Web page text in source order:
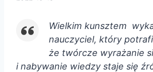
Wielkim kunsztem
nauczyciel, który
że twórcze wyrażanie
i nabywanie wiedzy staje się